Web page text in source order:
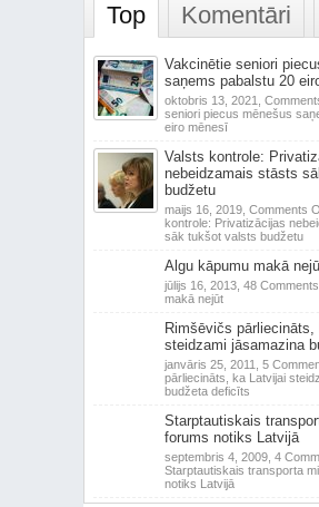
Top Komentāri
Vakcinētie seniori
saņems pabalstu 20
oktobris 13, 2021,
seniori piecus mēnešus
eiro mēnesī
Valsts kontrole:
nebeidzamais stāsts
budžetu
maijs 16, 2019, Comments
kontrole: Privatizācijas
sāk tukšot valsts budžetu
Algu kāpumu makā
jūlijs 16, 2013, 48 Comments
makā nejūt
Rimšēvičs pārliecināts,
steidzami jāsamazina
janvāris 25, 2011, 5
pārliecināts, ka Latvijai
budžeta deficīts
Starptautiskais
forums notiks Latvijā
septembris 4, 2009, 4
Starptautiskais transporta
notiks Latvijā